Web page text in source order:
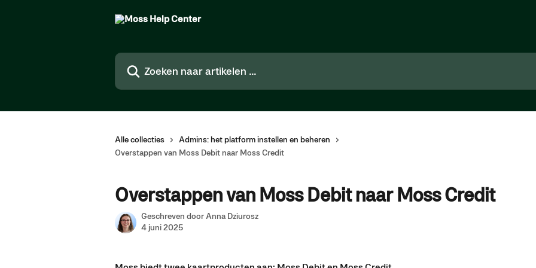
Zoeken naar artikelen ...
Alle collecties
Admins: het platform instellen en beheren
Overstappen van Moss Debit naar Moss Credit
Overstappen van Moss Debit naar Moss Credit
Geschreven door Anna Dziurosz
4 juni 2025